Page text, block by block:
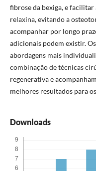
fibrose da bexiga, e
relaxina, evitando a
acompanhar por longo
adicionais podem existir.
abordagens mais
combinação de técnicas
regenerativa e
melhores resultados para
Downloads